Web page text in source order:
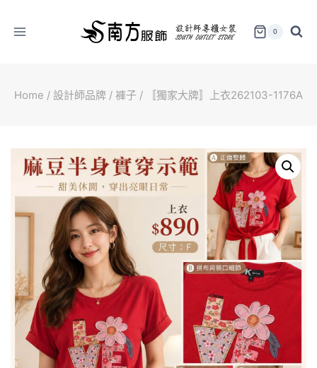
0
Home / 設計師品牌 / 褲子 / 〚獨家大牌〛上衣262103-1176A